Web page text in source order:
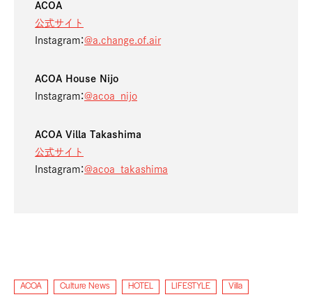
ACOA
公式サイト
Instagram：@a.change.of.air
ACOA House Nijo
Instagram：@acoa_nijo
ACOA Villa Takashima
公式サイト
Instagram：@acoa_takashima
ACOA Culture News HOTEL LIFESTYLE Villa